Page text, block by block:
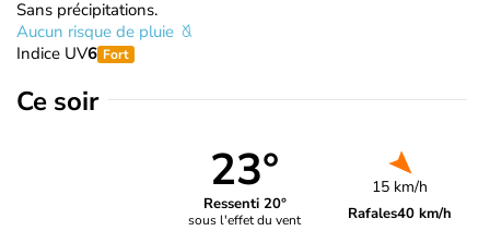
Sans précipitations.
Aucun risque de pluie
Indice UV6 Fort
Ce soir
23°
Ressenti 20°
sous l'effet du vent
15 km/h
Rafales40 km/h